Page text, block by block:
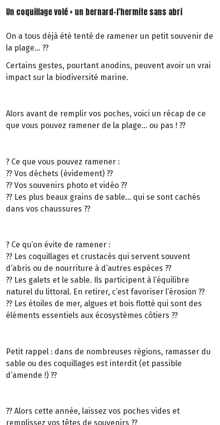
Un coquillage volé = un bernard-l’hermite sans abri
On a tous déjà été tenté de ramener un petit souvenir de
la plage… ??
Certains gestes, pourtant anodins, peuvent avoir un vrai
impact sur la biodiversité marine.
Alors avant de remplir vos poches, voici un récap de ce
que vous pouvez ramener de la plage… ou pas ! ??
? Ce que vous pouvez ramener :
?? Vos déchets (évidement) ??
?? Vos souvenirs photo et vidéo ??
?? Les plus beaux grains de sable… qui se sont cachés
dans vos chaussures ??
? Ce qu’on évite de ramener :
?? Les coquillages et crustacés qui servent souvent
d’abris ou de nourriture à d’autres espèces ??
?? Les galets et le sable. Ils participent à l’équilibre
naturel du littoral. En retirer, c’est favoriser l’érosion ??
?? Les étoiles de mer, algues et bois flotté qui sont des
éléments essentiels aux écosystèmes côtiers ??
Petit rappel : dans de nombreuses régions, ramasser du
sable ou des coquillages est interdit (et passible
d’amende !) ??
?? Alors cette année, laissez vos poches vides et
remplissez vos têtes de souvenirs ??